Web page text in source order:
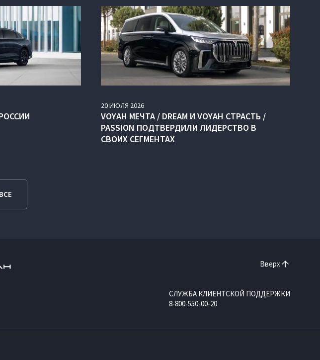
20ИЮЛЯ 2026
VOYAH МЕЧТА / DREAM И VOYAH СТРАСТЬ /
PASSION ПОДТВЕРДИЛИ ЛИДЕРСТВО В
СВОИХ СЕГМЕНТАХ
Вверх
СЛУЖБА КЛИЕНТСКОЙ ПОДДЕРЖКИ
8-800-550-00-20